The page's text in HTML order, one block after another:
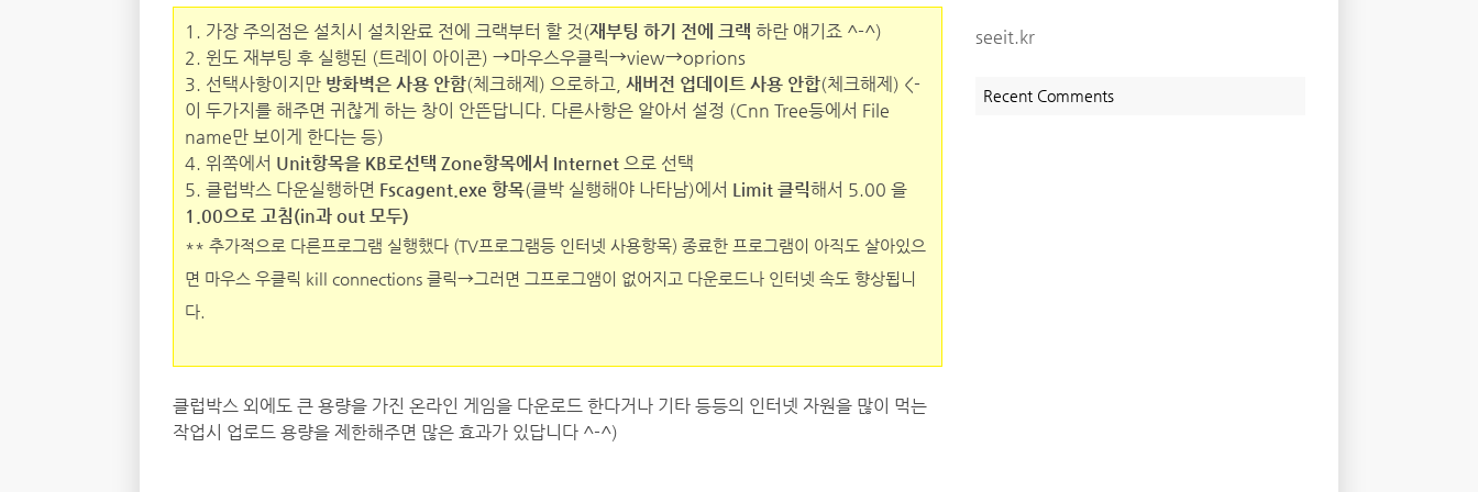
seeit.kr
Recent Comments
1. 가장 주의점은 설치시 설치완료 전에 크랙부터 할 것(재부팅 하기 전에 크랙 하란 얘기죠 ^-^)
2. 윈도 재부팅 후 실행된 (트레이 아이콘) →마우스우클릭→view→oprions
3. 선택사항이지만 방화벽은 사용 안함(체크해제) 으로하고, 새버전 업데이트 사용 안합(체크해제) <-
이 두가지를 해주면 귀찮게 하는 창이 안뜬답니다. 다른사항은 알아서 설정 (Cnn Tree등에서 File
name만 보이게 한다는 등)
4. 위쪽에서 Unit항목을 KB로선택 Zone항목에서 Internet 으로 선택
5. 클럽박스 다운실행하면 Fscagent.exe 항목(클박 실행해야 나타남)에서 Limit 클릭해서 5.00 을
1.00으로 고침(in과 out 모두)
** 추가적으로 다른프로그램 실행했다 (TV프로그램등 인터넷 사용항목) 종료한 프로그램이 아직도 살아있으
면 마우스 우클릭 kill connections 클릭→그러면 그프로그앰이 없어지고 다운로드나 인터넷 속도 향상됩니
다.
클럽박스 외에도 큰 용량을 가진 온라인 게임을 다운로드 한다거나 기타 등등의 인터넷 자원을 많이 먹는
작업시 업로드 용량을 제한해주면 많은 효과가 있답니다 ^-^)